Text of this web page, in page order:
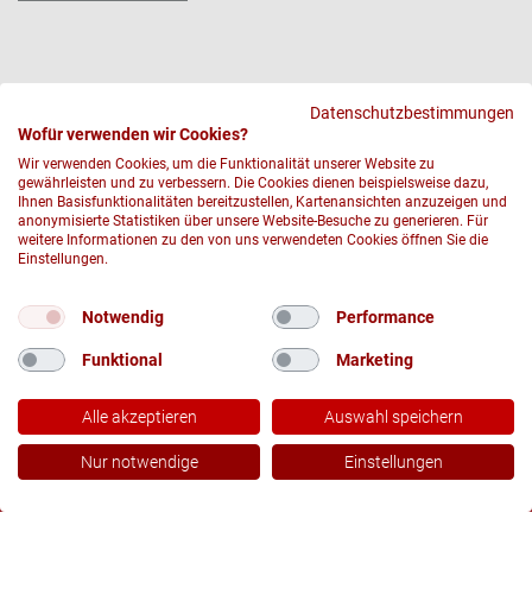
© 2026 DRK-Blutspendedienst Nord-Ost gemeinnützige GmbH
IMPRESSUM UND RECHTLICHE HINWEISE
COMPLIANCE
Datenschutzbestimmungen
Wofür verwenden wir Cookies?
Wir verwenden Cookies, um die Funktionalität unserer Website zu
gewährleisten und zu verbessern. Die Cookies dienen beispielsweise dazu,
Ihnen Basisfunktionalitäten bereitzustellen, Kartenansichten anzuzeigen und
anonymisierte Statistiken über unsere Website-Besuche zu generieren. Für
weitere Informationen zu den von uns verwendeten Cookies öffnen Sie die
Einstellungen.
Notwendig Performance
Funktional Marketing
Alle akzeptieren Auswahl speichern
Nur notwendige Einstellungen